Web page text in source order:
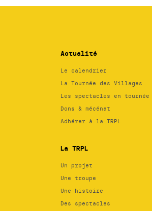
Actualité
Le calendrier
La Tournée des Villages
Les spectacles en tournée
Dons & mécénat
Adhérer à la TRPL
La TRPL
Un projet
Une troupe
Une histoire
Des spectacles